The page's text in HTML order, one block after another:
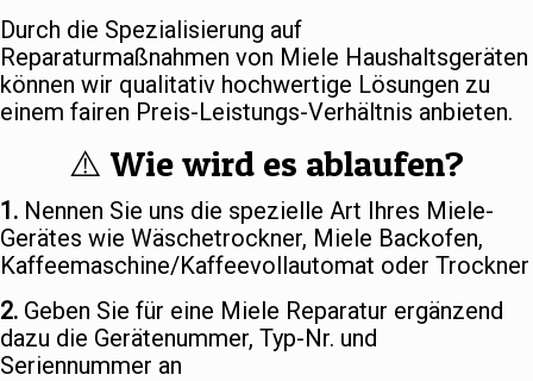
Durch die Spezialisierung auf
Reparaturmaßnahmen von Miele Haushaltsgeräten
können wir qualitativ hochwertige Lösungen zu
einem fairen Preis-Leistungs-Verhältnis anbieten.
⚠️ Wie wird es ablaufen?
1. Nennen Sie uns die spezielle Art Ihres Miele-
Gerätes wie Wäschetrockner, Miele Backofen,
Kaffeemaschine/Kaffeevollautomat oder Trockner
2. Geben Sie für eine Miele Reparatur ergänzend
dazu die Gerätenummer, Typ-Nr. und
Seriennummer an